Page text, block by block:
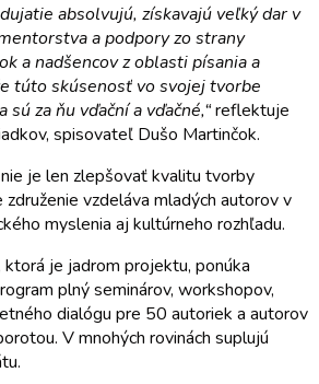
absolvujú, získavajú veľký dar v
a podpory zo strany
a nadšencov z oblasti písania a
túto skúsenosť vo svojej tvorbe
za ňu vďační a vďačné,“reflektuje
spisovateľ Dušo Martinčok.
je len zlepšovať kvalitu tvorby
združenie vzdeláva mladých autorov v
myslenia aj kultúrneho rozhľadu.
je jadrom projektu, ponúka
plný seminárov, workshopov,
dialógu pre 50 autoriek a autorov
V mnohých rovinách suplujú